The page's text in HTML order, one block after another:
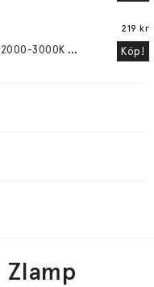
G
lobe LED Bulb 6W (=44W) 2000-3000K E27 Matte Porcelain
219 kr
Köp!
Zlamp